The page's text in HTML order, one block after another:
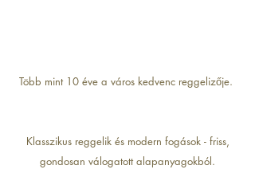
Több mint 10 éve a város kedvenc reggelizője.
Klasszikus reggelik és modern fogások - friss,
gondosan válogatott alapanyagokból.